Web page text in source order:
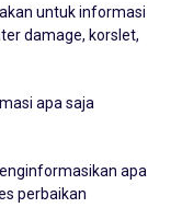
untuk informasi
damage, korslet,
apa saja
apa
perbaikan